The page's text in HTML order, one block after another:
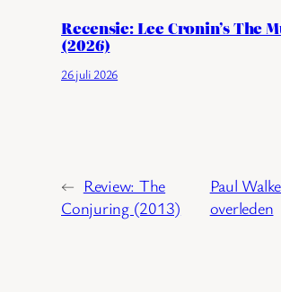
Recensie: Lee Cronin’s The
(2026)
26 juli 2026
← Review: The
Conjuring (2013)
Paul
overleden